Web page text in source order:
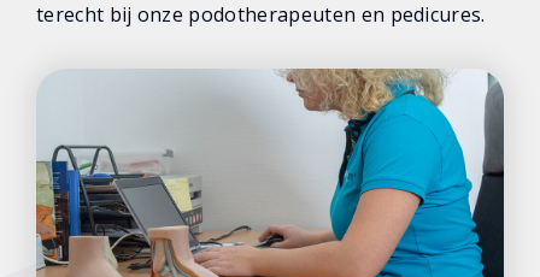
Contactgegevens
Locaties
Steunzolen bestellen
Deel uw ervaring
terecht bij onze podotherapeuten en pedicures.